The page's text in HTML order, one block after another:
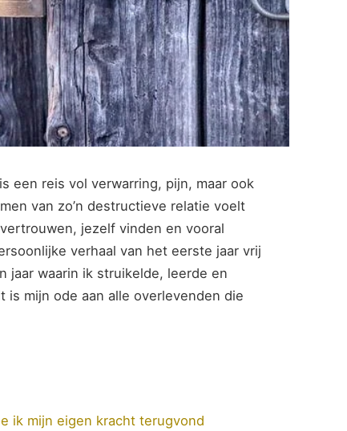
een reis vol verwarring, pijn, maar ⁤ook
van ⁤zo’n destructieve relatie voelt
jezelf vinden ⁢en vooral
verhaal van het eerste jaar vrij
jaar waarin ik ⁢struikelde, leerde en
mijn ​ode aan alle overlevenden die
ik mijn eigen kracht terugvond